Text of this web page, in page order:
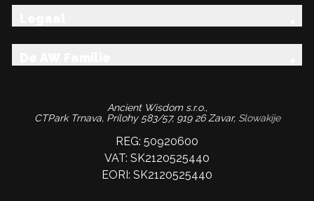
Ancient Wisdom s.r.o.,
CTPark Trnava, Prílohy 583/57, 919 26 Zavar, Slowakije
REG: 50920600
VAT: SK2120525440
EORI: SK2120525440